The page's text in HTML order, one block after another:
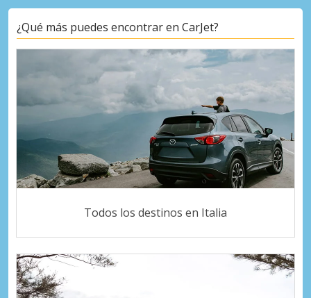
¿Qué más puedes encontrar en CarJet?
Todos los destinos en Italia